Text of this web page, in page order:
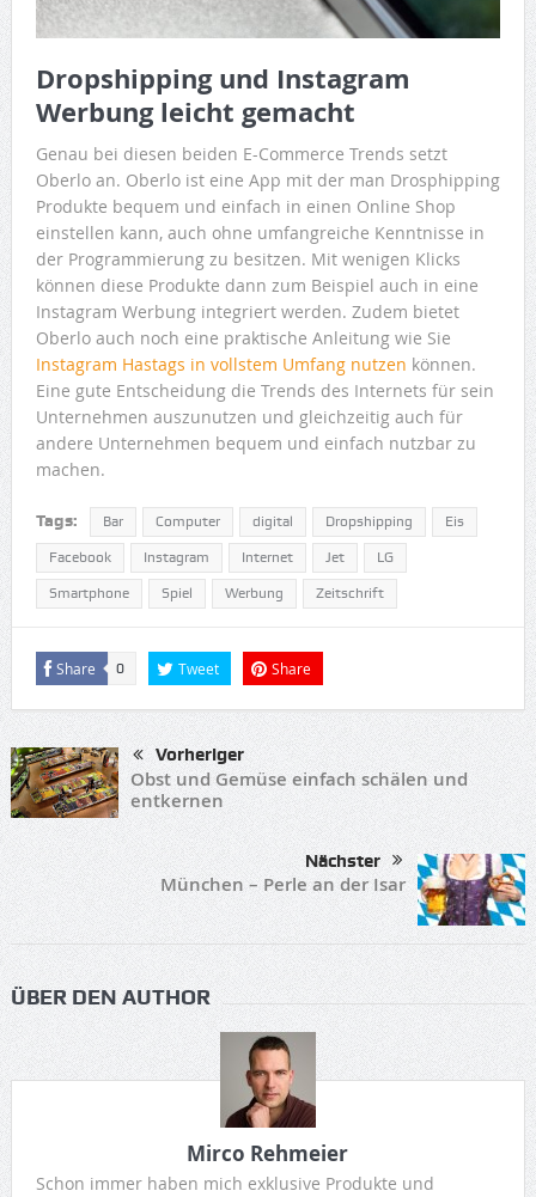
Dropshipping und Instagram
Werbung leicht gemacht
Genau bei diesen beiden E-Commerce Trends setzt
Oberlo an. Oberlo ist eine App mit der man Drosphipping
Produkte bequem und einfach in einen Online Shop
einstellen kann, auch ohne umfangreiche Kenntnisse in
der Programmierung zu besitzen. Mit wenigen Klicks
können diese Produkte dann zum Beispiel auch in eine
Instagram Werbung integriert werden. Zudem bietet
Oberlo auch noch eine praktische Anleitung wie Sie
Instagram Hastags in vollstem Umfang nutzen können.
Eine gute Entscheidung die Trends des Internets für sein
Unternehmen auszunutzen und gleichzeitig auch für
andere Unternehmen bequem und einfach nutzbar zu
machen.
Tags: Bar Computer digital Dropshipping Eis
Facebook Instagram Internet Jet LG
Smartphone Spiel Werbung Zeitschrift
Share 0 Tweet Share
Vorheriger
Obst und Gemüse einfach schälen und
entkernen
Nächster
München – Perle an der Isar
ÜBER DEN AUTHOR
Mirco Rehmeier
Schon immer haben mich exklusive Produkte und